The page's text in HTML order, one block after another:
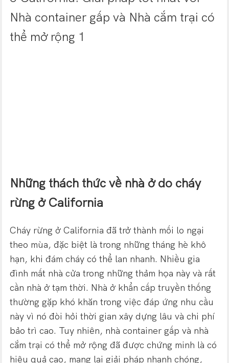
Những thách thức về nhà ở do cháy
rừng ở California
Cháy rừng ở California đã trở thành mối lo ngại
theo mùa, đặc biệt là trong những tháng hè khô
hạn, khi đám cháy có thể lan nhanh. Nhiều gia
đình mất nhà cửa trong những thảm họa này và rất
cần nhà ở tạm thời. Nhà ở khẩn cấp truyền thống
thường gặp khó khăn trong việc đáp ứng nhu cầu
này vì nó đòi hỏi thời gian xây dựng lâu và chi phí
bảo trì cao. Tuy nhiên, nhà container gấp và nhà
cắm trại có thể mở rộng đã được chứng minh là có
hiệu quả cao, mang lại giải pháp nhanh chóng,